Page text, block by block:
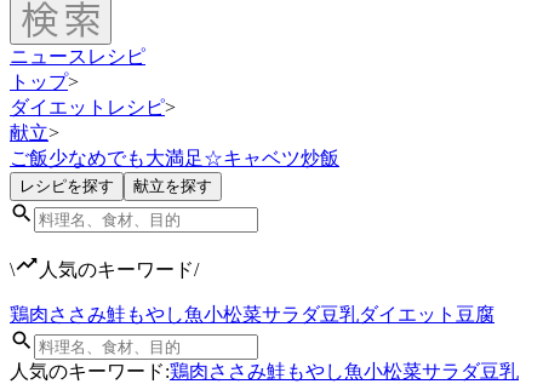
ニュース レシピ
トップ>
ダイエットレシピ>
献立>
ご飯少なめでも大満足☆キャベツ炒飯
レシピを探す 献立を探す
\ 人気のキーワード/
鶏肉ささみ鮭 もやし魚小松菜サラダ豆乳ダイエット 豆腐
人気のキーワード:鶏肉ささみ鮭 もやし魚小松菜サラダ豆乳